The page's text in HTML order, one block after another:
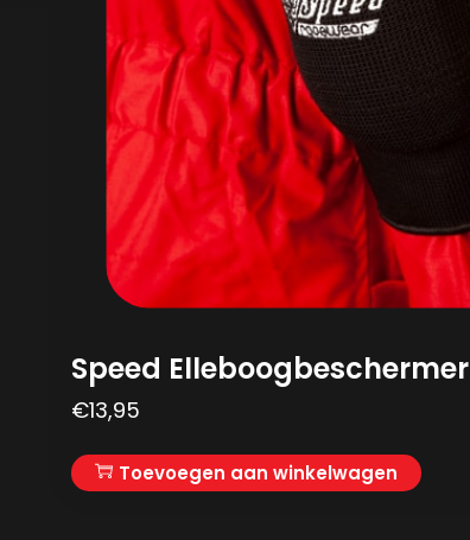
Speed Elleboogbeschermer
€13,95
Toevoegen aan winkelwagen